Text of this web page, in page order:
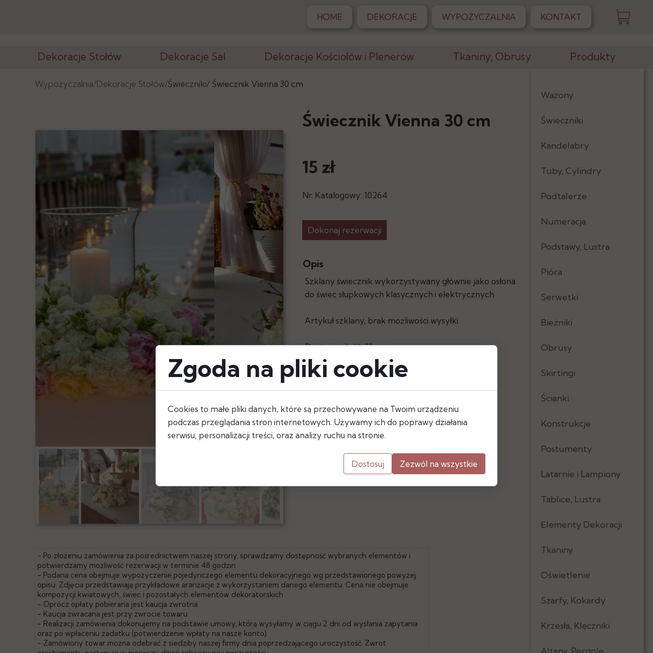
Dekoracje Stołów
Wazony i Stojaki
Tuby, Cylindry
Podtalerze
Podstawy, Lustra
Pióra
Serwetki
Bieżniki
Obrusy
Skirtingi
Dekoracje Sal
Ścianki, Tła
Latarnie, Lampiony
Tablice, Lustra
Elementy Dekoracji
Oświetlenie
Szarfy, Kokardy
Dekoracje Kościołów i Plenerów
Krzesła, Klęczniki
Postumenty
Stojaki, Wazony
Elementy Dekoracji
Tkaniny, Obrusy
Serwetki
Produkty
Wazony
Świeczniki
Kandelabry
Tuby, Cylindry
Podtalerze
Numeracja
Podstawy, Lustra
Pióra
Serwetki
Bieżniki
Obrusy
Skirtingi
Ścianki
Konstrukcje
Postumenty
Latarnie i Lampiony
Tablice, Lustra
Elementy Dekoracji
Tkaniny
Oświetlenie
Szarfy, Kokardy
Krzesła, Klęczniki
Świecznik Vienna 30 cm
Świeczniki/
Dekoracje Stołów/
Wypożyczalnia/
HOME DEKORACJE WYPOŻYCZALNIA KONTAKT
Świecznik Vienna 30 cm
15 zł
Nr. Katalogowy: 10264
Dokonaj rezerwacji
- Po złożeniu zamówienia za pośrednictwem naszej strony, sprawdzamy dostępność wybranych elementów i
potwierdzamy możliwość rezerwacji w terminie 48 godzin
- Podana cena obejmuje wypożyczenie pojedynczego elementu dekoracyjnego wg przedstawionego powyżej
opisu. Zdjęcia przedstawiają przykładowe aranżacje z wykorzystaniem danego elementu. Cena nie obejmuje
kompozycji kwiatowych, świec i pozostałych elementów dekoratorskich
- Oprócz opłaty pobierana jest kaucja zwrotna
- Kaucja zwracana jest przy zwrocie towaru
- Realizacji zamówienia dokonujemy na podstawie umowy, którą wysyłamy w ciągu 2 dni od wysłania zapytania
oraz po wpłaceniu zadatku (potwierdzenie wpłaty na nasze konto)
- Zamówiony towar można odebrać z siedziby naszej firmy dnia poprzedzającego uroczystość. Zwrot
Opis
Szklany świecznik wykorzystywany głównie jako osłona
do świec słupkowych klasycznych i elektrycznych.
Artykuł szklany, brak możliwości wysyłki.
Dostępna ilość: 23 szt.
Wymiary
- wysokość: 30 cm
- średnica podstawy: 12,5 cm
- średnica otworu: 17cm
Zgoda na pliki cookie
Cookies to małe pliki danych, które są przechowywane na Twoim urządzeniu
podczas przeglądania stron internetowych. Używamy ich do poprawy działania
serwisu, personalizacji treści, oraz analizy ruchu na stronie.
Dostosuj Zezwól na wszystkie